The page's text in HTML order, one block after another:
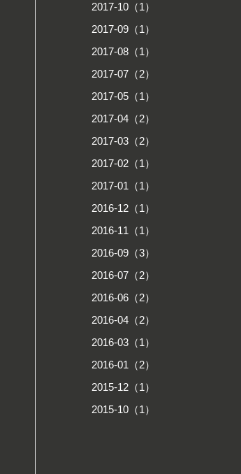
2017-10（1）
2017-09（1）
2017-08（1）
2017-07（2）
2017-05（1）
2017-04（2）
2017-03（2）
2017-02（1）
2017-01（1）
2016-12（1）
2016-11（1）
2016-09（3）
2016-07（2）
2016-06（2）
2016-04（2）
2016-03（1）
2016-01（2）
2015-12（1）
2015-10（1）